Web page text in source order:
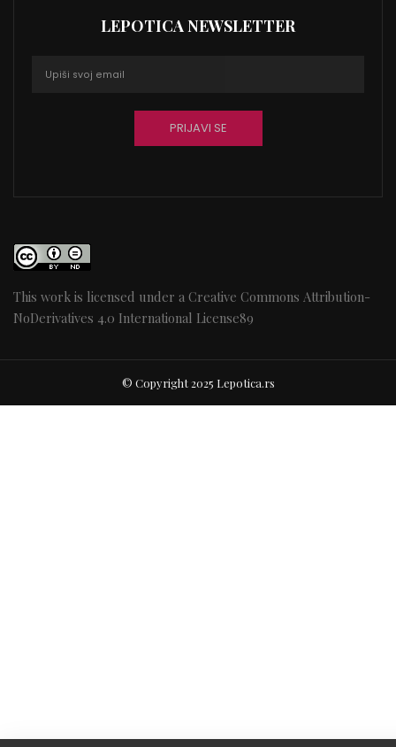
LEPOTICA NEWSLETTER
This work is licensed under a Creative Commons Attribution-
NoDerivatives 4.0 International License89
© Copyright 2025 Lepotica.rs